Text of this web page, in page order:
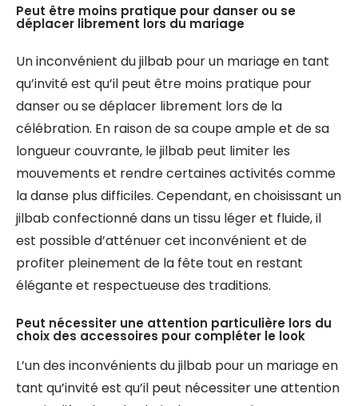
Peut être moins pratique pour danser ou se
déplacer librement lors du mariage
Un inconvénient du jilbab pour un mariage en tant
qu’invité est qu’il peut être moins pratique pour
danser ou se déplacer librement lors de la
célébration. En raison de sa coupe ample et de sa
longueur couvrante, le jilbab peut limiter les
mouvements et rendre certaines activités comme
la danse plus difficiles. Cependant, en choisissant un
jilbab confectionné dans un tissu léger et fluide, il
est possible d’atténuer cet inconvénient et de
profiter pleinement de la fête tout en restant
élégante et respectueuse des traditions.
Peut nécessiter une attention particulière lors du
choix des accessoires pour compléter le look
L’un des inconvénients du jilbab pour un mariage en
tant qu’invité est qu’il peut nécessiter une attention